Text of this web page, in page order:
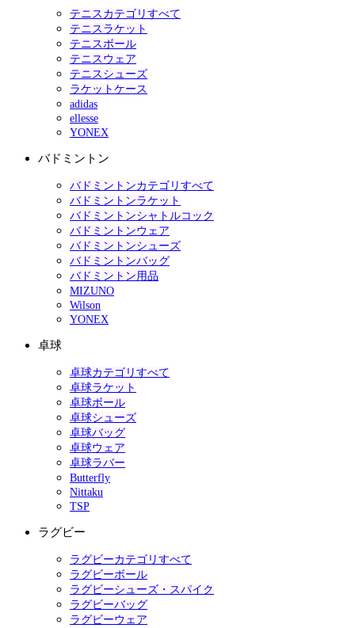
テニスカテゴリすべて
テニスラケット
テニスボール
テニスウェア
テニスシューズ
ラケットケース
adidas
ellesse
YONEX
バドミントン
バドミントンカテゴリすべて
バドミントンラケット
バドミントンシャトルコック
バドミントンウェア
バドミントンシューズ
バドミントンバッグ
バドミントン用品
MIZUNO
Wilson
YONEX
卓球
卓球カテゴリすべて
卓球ラケット
卓球ボール
卓球シューズ
卓球バッグ
卓球ウェア
卓球ラバー
Butterfly
Nittaku
TSP
ラグビー
ラグビーカテゴリすべて
ラグビーボール
ラグビーシューズ・スパイク
ラグビーバッグ
ラグビーウェア